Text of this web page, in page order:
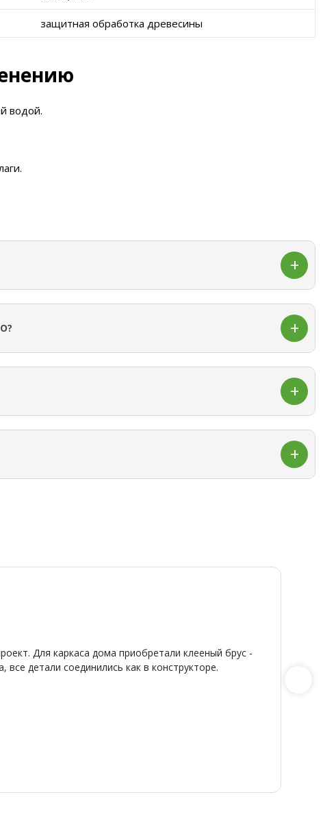
защитная обработка древесины
водой.
0,024 м3.
Актуальную стоимость для Москвы и Московской области
Дерево» с доставкой по Москве и Московской области или
Для каркаса дома приобретали клееный брус -
детали соединились как в конструкторе.